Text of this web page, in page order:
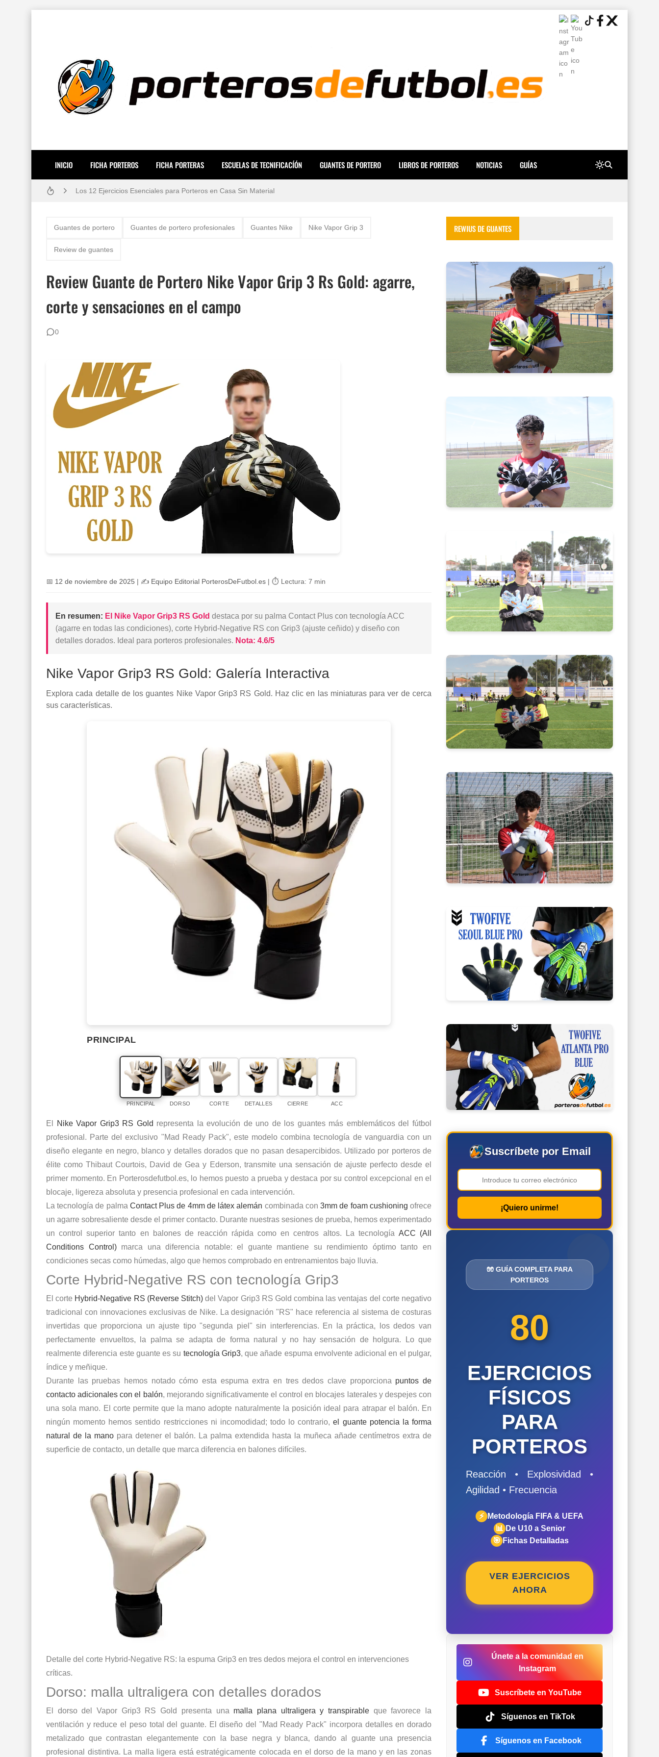
INICIO FICHA PORTEROS FICHA PORTERAS ESCUELAS DE TECNIFICACÍÓN GUANTES DE PORTERO LIBROS DE PORTEROS NOTICIAS GUÍAS
Resiliencia en Porteros: La Guía Definitiva para una Mente a Prueba de Errores
Guía práctica: lesiones de porteros de fútbol, prevención y tiempos de recuperación
Gafas estroboscópicas para el entrenamiento de porteros de fútbol
80 ejercicios físicos para porteros de fútbol
Los 12 Ejercicios Esenciales para Porteros en Casa Sin Material
Guantes de portero
Guantes de portero profesionales Guantes Nike Nike Vapor Grip 3
Review de guantes
Review Guante de Portero Nike Vapor Grip 3 Rs Gold: agarre,
corte y sensaciones en el campo
0
📅 12 de noviembre de 2025 | ✍️ Equipo Editorial PorterosDeFutbol.es | ⏱️ Lectura: 7 min
En resumen: El Nike Vapor Grip3 RS Gold destaca por su palma Contact Plus con tecnología ACC
(agarre en todas las condiciones), corte Hybrid-Negative RS con Grip3 (ajuste ceñido) y diseño con
detalles dorados. Ideal para porteros profesionales. Nota: 4.6/5
Nike Vapor Grip3 RS Gold: Galería Interactiva
Explora cada detalle de los guantes Nike Vapor Grip3 RS Gold. Haz clic en las miniaturas para ver de cerca
sus características.
PRINCIPAL
PRINCIPAL DORSO CORTE DETALLES CIERRE ACC
El Nike Vapor Grip3 RS Gold representa la evolución de uno de los guantes más emblemáticos del fútbol
profesional. Parte del exclusivo "Mad Ready Pack", este modelo combina tecnología de vanguardia con un
diseño elegante en negro, blanco y detalles dorados que no pasan desapercibidos. Utilizado por porteros de
élite comoThibaut Courtois, David de Gea y Ederson, transmite una sensación de ajuste perfecto desde el
primer momento. En Porterosdefutbol.es, lo hemos puesto a prueba y destaca por su control excepcional en el
blocaje, ligereza absoluta y presencia profesional en cada intervención.
La tecnología de palma Contact Plus de 4mm de látex alemán combinada con3mm de foam cushioning ofrece
un agarre sobresaliente desde el primer contacto. Durante nuestras sesiones de prueba, hemos experimentado
un control superior tanto en balones de reacción rápida como en centros altos. La tecnología ACC (All
Conditions Control)marca una diferencia notable: el guante mantiene su rendimiento óptimo tanto en
condiciones secas como húmedas, algo que hemos comprobado en entrenamientos bajo lluvia.
Corte Hybrid-Negative RS con tecnología Grip3
El corte Hybrid-Negative RS (Reverse Stitch)del Vapor Grip3 RS Gold combina las ventajas del corte negativo
tradicional con innovaciones exclusivas de Nike. La designación "RS" hace referencia al sistema de costuras
invertidas que proporciona un ajuste tipo "segunda piel" sin interferencias. En la práctica, los dedos van
perfectamente envueltos, la palma se adapta de forma natural y no hay sensación de holgura. Lo que
realmente diferencia este guante es su tecnología Grip3, que añade espuma envolvente adicional en el pulgar,
índice y meñique.
Durante las pruebas hemos notado cómo esta espuma extra en tres dedos clave proporciona puntos de
contacto adicionales con el balón, mejorando significativamente el control en blocajes laterales y despejes con
una sola mano. El corte permite que la mano adopte naturalmente la posición ideal para atrapar el balón. En
ningún momento hemos sentido restricciones ni incomodidad; todo lo contrario,el guante potencia la forma
natural de la mano para detener el balón. La palma extendida hasta la muñeca añade centímetros extra de
superficie de contacto, un detalle que marca diferencia en balones difíciles.
Detalle del corte Hybrid-Negative RS: la espuma Grip3 en tres dedos mejora el control en intervenciones
críticas.
Dorso: malla ultraligera con detalles dorados
El dorso del Vapor Grip3 RS Gold presenta una malla plana ultraligera y transpirableque favorece la
ventilación y reduce el peso total del guante. El diseño del "Mad Ready Pack" incorpora detalles en dorado
metalizado que contrastan elegantemente con la base negra y blanca, dando al guante una presencia
profesional distintiva. La malla ligera está estratégicamente colocada en el dorso de la mano y en las zonas
REWIUS DE GUANTES
Suscríbete por Email
¡Quiero unirme!
🧤 GUÍA COMPLETA PARA
PORTEROS
80
EJERCICIOS
FÍSICOS
PARA
PORTEROS
Reacción • Explosividad •
Agilidad • Frecuencia
⚡ Metodología FIFA & UEFA
📊 De U10 a Senior
🎯 Fichas Detalladas
VER EJERCICIOS
AHORA
Únete a la comunidad en
Instagram
Suscríbete en YouTube
Síguenos en TikTok
Síguenos en Facebook